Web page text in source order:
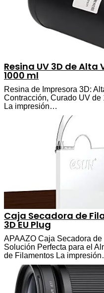
Resina UV 3D de
1000 ml
Resina de Impresora 3D:
Contracción, Curado UV
La impresión…
Caja Secadora de
3D EU Plug
APAAZO Caja Secadora
Solución Perfecta para el
de Filamentos La